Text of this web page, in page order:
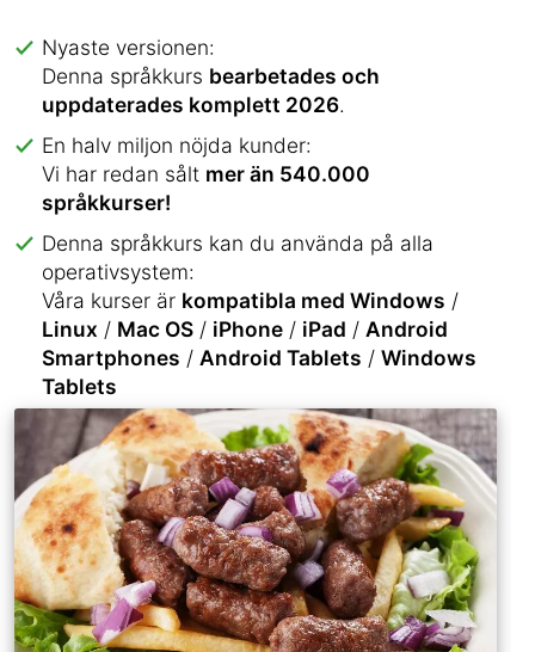
Nyaste versionen:
Denna språkkurs bearbetades och
uppdaterades komplett 2026.
En halv miljon nöjda kunder:
Vi har redan sålt mer än 540.000
språkkurser!
Denna språkkurs kan du använda på alla
operativsystem:
Våra kurser är kompatibla med Windows /
Linux / Mac OS / iPhone / iPad / Android
Smartphones / Android Tablets / Windows
Tablets